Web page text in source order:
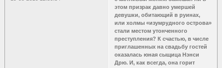
этом призрак давно умершей
девушки, обитающий в руинах,
или холмы «изумрудного острова»
стали местом утонченного
преступления? К счастью, в числе
приглашенных на свадьбу гостей
оказалась юная сыщица Нэнси
Дрю. И, как всегда, она горит